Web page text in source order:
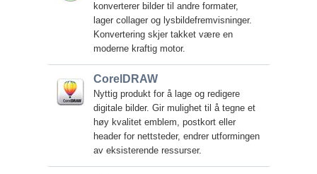
konverterer bilder til andre formater,
lager collager og lysbildefremvisninger.
Konvertering skjer takket være en
moderne kraftig motor.
CorelDRAW
Nyttig produkt for å lage og redigere
digitale bilder. Gir mulighet til å tegne et
høy kvalitet emblem, postkort eller
header for nettsteder, endrer utformingen
av eksisterende ressurser.